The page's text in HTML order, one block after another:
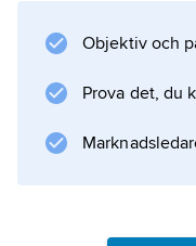
Sverige kan
lag som
Objektiv och
Prova det, du